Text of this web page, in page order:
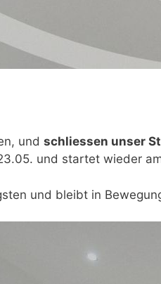
und schliessen unser
und startet wieder
und bleibt in